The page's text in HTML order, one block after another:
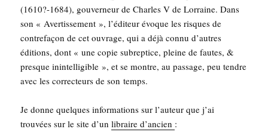
(1610?-1684), gou­ver­neur de Charles V de Lor­raine. Dans
son « Aver­tis­se­ment », l’é­di­teur évoque les risques de
contre­fa­çon de cet ouvrage, qui a déjà connu d’autres
édi­tions, dont « une copie subrep­tice, pleine de fautes, &
presque inin­tel­li­gible », et se montre, au pas­sage, peu tendre
avec les cor­rec­teurs de son temps.
Je donne quelques infor­ma­tions sur l’au­teur que j’ai
trou­vées sur le site d’unlibraire d’an­cien :